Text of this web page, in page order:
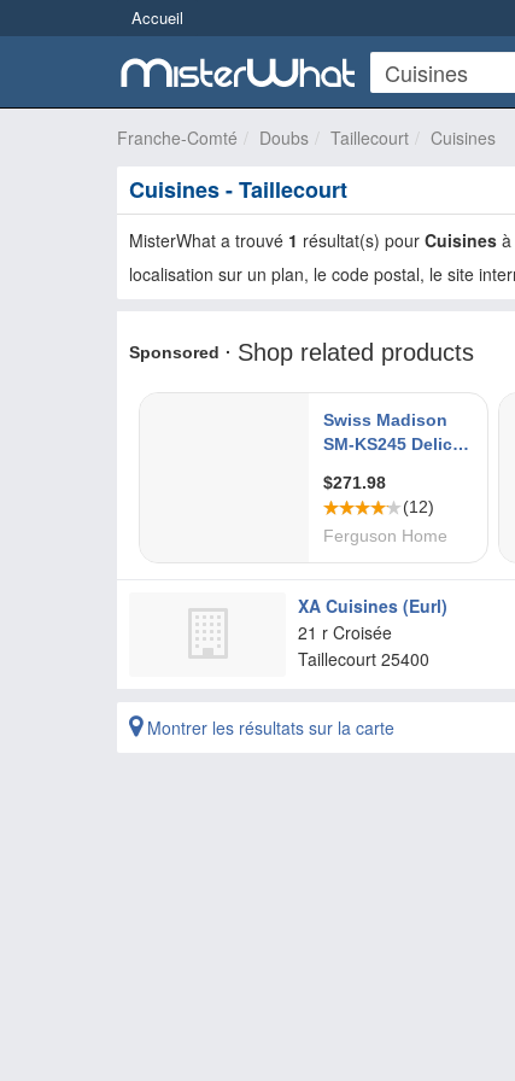
Accueil
Franche-Comté Doubs Taillecourt Cuisines
Cuisines - Taillecourt
MisterWhat a trouvé 1 résultat(s) pour Cuisines à
localisation sur un plan, le code postal, le site
XA Cuisines (Eurl)
21 r Croisée
Taillecourt 25400
Montrer les résultats sur la carte